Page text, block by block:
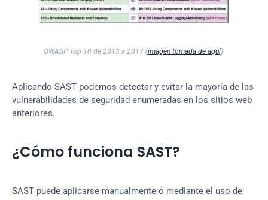
OWASP Top 10 de 2013 a 2017 (imagen tomada de aquí).
Aplicando SAST podemos detectar y evitar la mayoría de las
vulnerabilidades de seguridad enumeradas en los sitios web
anteriores.
¿Cómo funciona SAST?
SAST puede aplicarse manualmente o mediante el uso de